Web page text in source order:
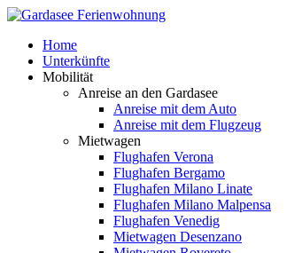
Home
Unterkünfte
Mobilität
Anreise an den Gardasee
Anreise mit dem Auto
Anreise mit dem Flugzeug
Mietwagen
Flughafen Verona
Flughafen Bergamo
Flughafen Milano Linate
Flughafen Milano Malpensa
Flughafen Venedig
Mietwagen Desenzano